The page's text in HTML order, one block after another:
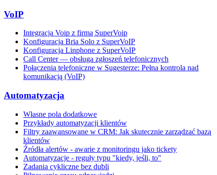
VoIP
Integracja Voip z firmą SuperVoip
Konfiguracja Bria Solo z SuperVoIP
Konfiguracja Linphone z SuperVoIP
Call Center — obsługa zgłoszeń telefonicznych
Połączenia telefoniczne w Sugesterze: Pełna kontrola nad
komunikacją (VoIP)
Automatyzacja
Własne pola dodatkowe
Przykłady automatyzacji klientów
Filtry zaawansowane w CRM: Jak skutecznie zarządzać bazą
klientów
Źródła alertów - awarie z monitoringu jako tickety
Automatyzacje - reguły typu "kiedy, jeśli, to"
Zadania cykliczne bez dubli